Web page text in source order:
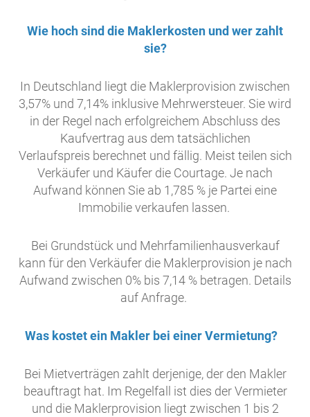
Wie hoch sind die Maklerkosten und wer zahlt
sie?
In Deutschland liegt die Maklerprovision zwischen
3,57% und 7,14% inklusive Mehrwersteuer. Sie wird
in der Regel nach erfolgreichem Abschluss des
Kaufvertrag aus dem tatsächlichen
Verlaufspreis berechnet und fällig. Meist teilen sich
Verkäufer und Käufer die Courtage. Je nach
Aufwand können Sie ab 1,785 % je Partei eine
Immobilie verkaufen lassen.
Bei Grundstück und Mehrfamilienhausverkauf
kann für den Verkäufer die Maklerprovision je nach
Aufwand zwischen 0% bis 7,14 % betragen. Details
auf Anfrage.
Was kostet ein Makler bei einer Vermietung?
Bei Mietverträgen zahlt derjenige, der den Makler
beauftragt hat. Im Regelfall ist dies der Vermieter
und die Maklerprovision liegt zwischen 1 bis 2